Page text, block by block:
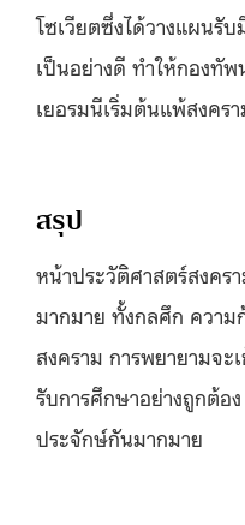
โซเวียตซึ่งได้วางแผนรั
เป็นอย่างดี ทำให้กองทั
เยอรมนีเริ่มต้นแพ้สงคร
สรุป
หน้าประวัติศาสตร์สงคร
มากมาย ทั้งกลศึก ความ
สงคราม การพยายามจะ
รับการศึกษาอย่างถูกต้อ
ประจักษ์กันมากมาย